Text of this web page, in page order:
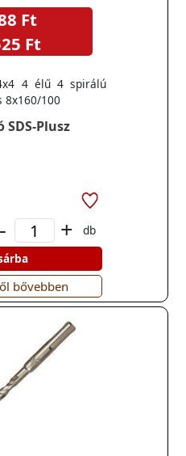
Plusz
4x4 4 élű 4 spirálú
8x160/100
Ft
Ft
- +
db
bővebben